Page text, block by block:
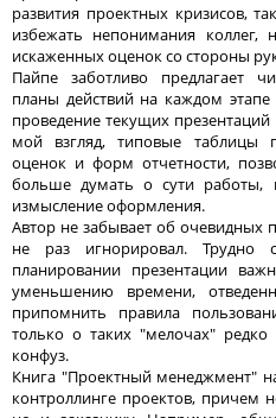
развития проектных кризисов,
избежать непонимания коллег,
искаженных оценок со стороны
Пайпе заботливо предлагает
планы действий на каждом
проведение текущих
мой взгляд, типовые таблицы
оценок и форм отчетности,
больше думать о сути работы,
измысление оформления.
Автор не забывает об очевидных
не раз игнорировал.
планировании презентации
уменьшению времени,
припомнить правила
только о таких "мелочах"
конфуз.
Книга "Проектный менеджмент"
контроллинге проектов, причем